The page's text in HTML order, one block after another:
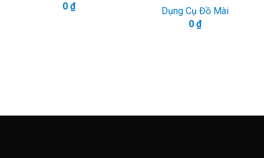
0 ₫
Dụng Cụ Đồ Mài
0 ₫